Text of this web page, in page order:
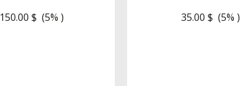
150.00 $ (5% ) 35.00 $ (5% )